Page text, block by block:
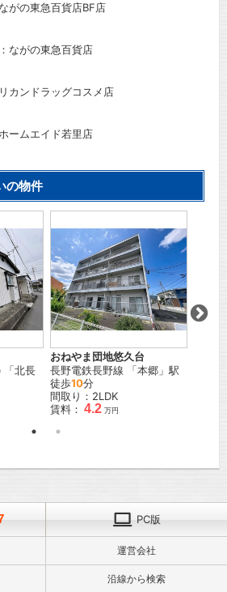
がの東急百貨店BF店
ながの東急百貨店
カンドラッグコスメ店
ームエイド若里店
の物件
「北長
おねやま団地悠久台
長野電鉄長野線 「本郷 」駅
徒歩10分
間取り：2LDK
賃料： 4.2 万円
PC版
運営会社
沿線から検索